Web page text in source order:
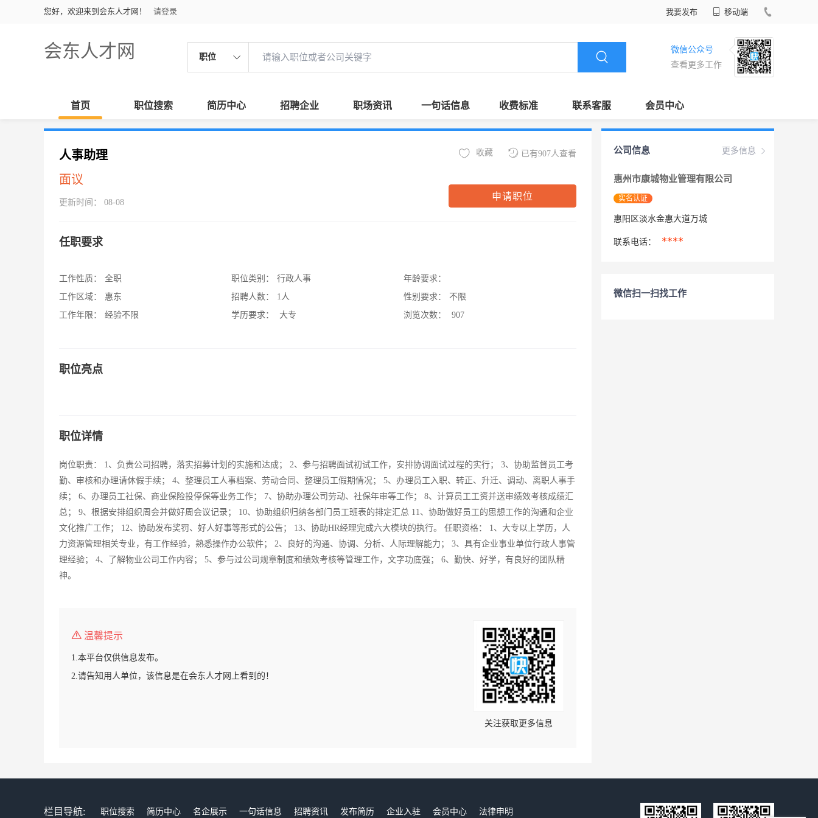
您好，欢迎来到会东人才网！ 请登录 我要发布 移动端
会东人才网 职位
微信公众号
查看更多工作
首页 职位搜索 简历中心 招聘企业 职场资讯 一句话信息 收费标准 联系客服 会员中心
人事助理
面议
更新时间： 08-08
已有907人查看
收藏
申请职位
任职要求
工作性质：
全职
工作区域：
惠东
工作年限：
经验不限
职位类别：
行政人事
招聘人数：
1人
学历要求：
大专
年龄要求：
性别要求：
不限
浏览次数：
907
职位亮点
职位详情
岗位职责： 1、负责公司招聘，落实招募计划的实施和达成； 2、参与招聘面试初试工作，安排协调面试过程的实行； 3、协助监督员工考
勤、审核和办理请休假手续； 4、整理员工人事档案、劳动合同、整理员工假期情况； 5、办理员工入职、转正、升迁、调动、离职人事手
续； 6、办理员工社保、商业保险投停保等业务工作； 7、协助办理公司劳动、社保年审等工作； 8、计算员工工资并送审绩效考核成绩汇
总； 9、根据安排组织周会并做好周会议记录； 10、协助组织归纳各部门员工班表的排定汇总 11、协助做好员工的思想工作的沟通和企业
文化推广工作； 12、协助发布奖罚、好人好事等形式的公告； 13、协助HR经理完成六大模块的执行。 任职资格： 1、大专以上学历，人
力资源管理相关专业，有工作经验，熟悉操作办公软件； 2、良好的沟通、协调、分析、人际理解能力； 3、具有企业事业单位行政人事管
理经验； 4、了解物业公司工作内容； 5、参与过公司规章制度和绩效考核等管理工作，文字功底强； 6、勤快、好学，有良好的团队精
神。
温馨提示
1.本平台仅供信息发布。
2.请告知用人单位，该信息是在会东人才网上看到的！
关注获取更多信息
更多信息
公司信息
惠州市康城物业管理有限公司
实名认证
惠阳区淡水金惠大道万城
联系电话： ****
微信扫一扫找工作
栏目导航: 职位搜索 简历中心 名企展示 一句话信息 招聘资讯 发布简历 企业入驻 会员中心 法律申明